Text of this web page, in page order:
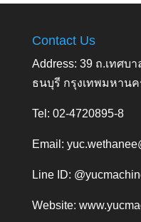
Contact Us
Address: 39 ถ.เทศบ
ธนบุรี กรุงเทพมหานค
Tel: 02-4720895-8
Email:
Line ID:
Website: